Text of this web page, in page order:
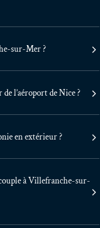
sur-Mer ?
l’aéroport de Nice ?
en extérieur ?
à Villefranche-sur-